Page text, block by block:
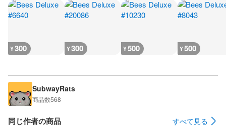
¥300 ¥300 ¥500 ¥500
SubwayRats
商品数568
同じ作者の商品 すべて見る